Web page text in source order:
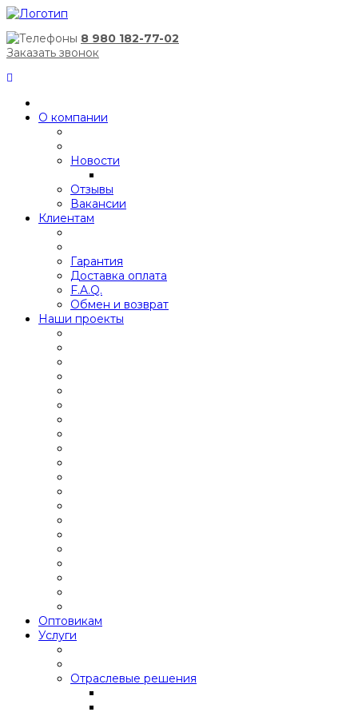
8 980 182-77-02
Заказать звонок
О компании
Новости
Отзывы
Вакансии
Клиентам
Гарантия
Доставка оплата
F.A.Q.
Обмен и возврат
Наши проекты
Оптовикам
Услуги
Отраслевые решения